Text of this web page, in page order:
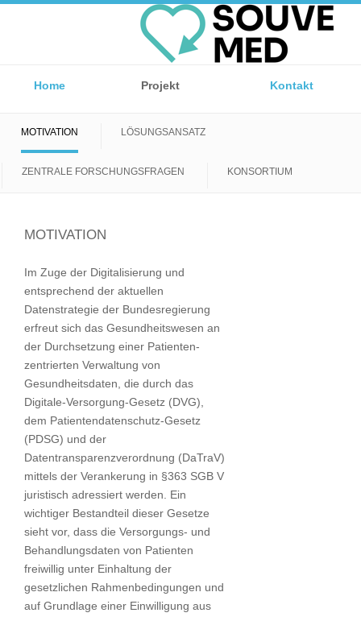
Home Projekt Kontakt
MOTIVATION LÖSUNGSANSATZ
ZENTRALE FORSCHUNGSFRAGEN KONSORTIUM
MOTIVATION
Im Zuge der Digitalisierung und
entsprechend der aktuellen
Datenstrategie der Bundesregierung
erfreut sich das Gesundheitswesen an
der Durchsetzung einer Patienten-
zentrierten Verwaltung von
Gesundheitsdaten, die durch das
Digitale-Versorgung-Gesetz (DVG),
dem Patientendatenschutz-Gesetz
(PDSG) und der
Datentransparenzverordnung (DaTraV)
mittels der Verankerung in §363 SGB V
juristisch adressiert werden. Ein
wichtiger Bestandteil dieser Gesetze
sieht vor, dass die Versorgungs- und
Behandlungsdaten von Patienten
freiwillig unter Einhaltung der
gesetzlichen Rahmenbedingungen und
auf Grundlage einer Einwilligung aus